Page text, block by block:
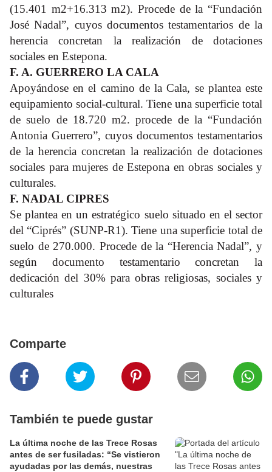
(15.401 m2+16.313 m2). Procede de la “Fundación
José Nadal”, cuyos documentos testamentarios de la
herencia concretan la realización de dotaciones
sociales en Estepona.
F. A. GUERRERO LA CALA
Apoyándose en el camino de la Cala, se plantea este
equipamiento social-cultural. Tiene una superficie total
de suelo de 18.720 m2. procede de la “Fundación
Antonia Guerrero”, cuyos documentos testamentarios
de la herencia concretan la realización de dotaciones
sociales para mujeres de Estepona en obras sociales y
culturales.
F. NADAL CIPRES
Se plantea en un estratégico suelo situado en el sector
del “Ciprés” (SUNP-R1). Tiene una superficie total de
suelo de 270.000. Procede de la “Herencia Nadal”, y
según documento testamentario concretan la
dedicación del 30% para obras religiosas, sociales y
culturales
Comparte
También te puede gustar
La última noche de las Trece Rosas
antes de ser fusiladas: “Se vistieron
ayudadas por las demás, nuestras